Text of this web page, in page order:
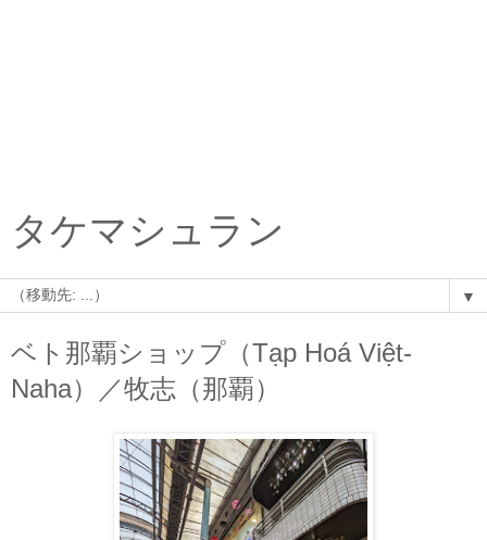
タケマシュラン
▼
ベト那覇ショップ（Tạp Hoá Việt-
Naha）／牧志（那覇）